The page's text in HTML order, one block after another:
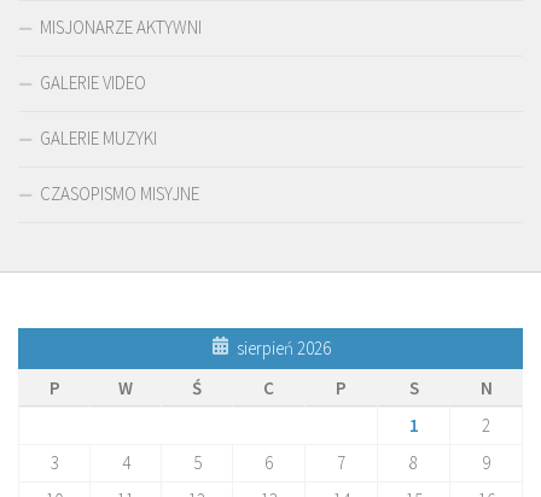
MISJONARZE AKTYWNI
GALERIE VIDEO
GALERIE MUZYKI
CZASOPISMO MISYJNE
sierpień 2026
P
W Ś C P S
N
1
2
3
4 5 6 7 8
9